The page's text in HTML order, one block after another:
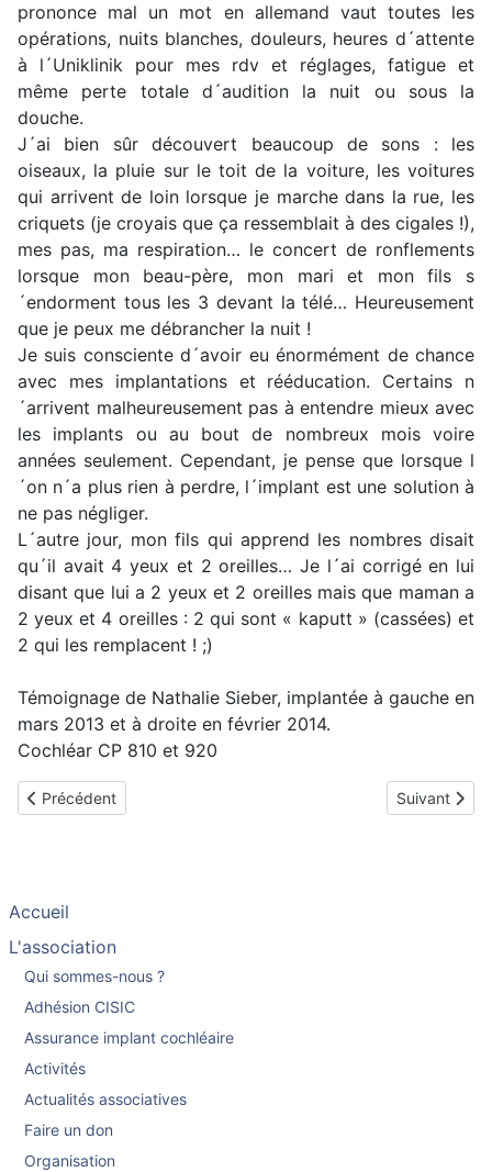
prononce mal un mot en allemand vaut toutes les
opérations, nuits blanches, douleurs, heures d´attente
à l´Uniklinik pour mes rdv et réglages, fatigue et
même perte totale d´audition la nuit ou sous la
douche.
J´ai bien sûr découvert beaucoup de sons : les
oiseaux, la pluie sur le toit de la voiture, les voitures
qui arrivent de loin lorsque je marche dans la rue, les
criquets (je croyais que ça ressemblait à des cigales !),
mes pas, ma respiration… le concert de ronflements
lorsque mon beau-père, mon mari et mon fils s
´endorment tous les 3 devant la télé… Heureusement
que je peux me débrancher la nuit !
Je suis consciente d´avoir eu énormément de chance
avec mes implantations et rééducation. Certains n
´arrivent malheureusement pas à entendre mieux avec
les implants ou au bout de nombreux mois voire
années seulement. Cependant, je pense que lorsque l
´on n´a plus rien à perdre, l´implant est une solution à
ne pas négliger.
L´autre jour, mon fils qui apprend les nombres disait
qu´il avait 4 yeux et 2 oreilles… Je l´ai corrigé en lui
disant que lui a 2 yeux et 2 oreilles mais que maman a
2 yeux et 4 oreilles : 2 qui sont « kaputt » (cassées) et
2 qui les remplacent ! ;)
Témoignage de Nathalie Sieber, implantée à gauche en
mars 2013 et à droite en février 2014.
Cochléar CP 810 et 920
Article précédent : Laurent, implanté en avril 2014
Précédent Article
Suivant
Accueil
L'association
Qui sommes-nous ?
Adhésion CISIC
Assurance implant cochléaire
Activités
Actualités associatives
Faire un don
Organisation